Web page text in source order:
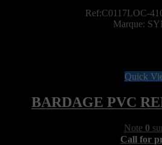
Ref:C0117LOC-
Marque:
Quick
BARDAGE PVC
Note 0
Call for